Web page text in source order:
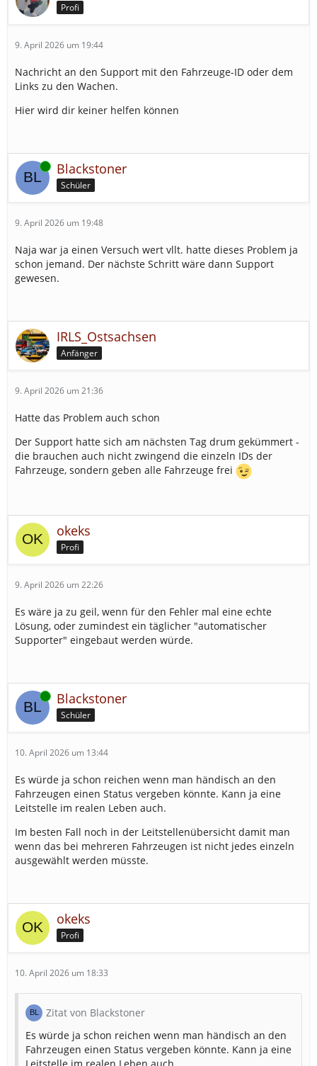
Profi
9. April 2026 um 19:44
Nachricht an den Support mit den Fahrzeuge-ID oder dem
Links zu den Wachen.
Hier wird dir keiner helfen können
Online Blackstoner
Schüler
9. April 2026 um 19:48
Naja war ja einen Versuch wert vllt. hatte dieses Problem ja
schon jemand. Der nächste Schritt wäre dann Support
gewesen.
IRLS_Ostsachsen
Anfänger
9. April 2026 um 21:36
Hatte das Problem auch schon
Der Support hatte sich am nächsten Tag drum gekümmert -
die brauchen auch nicht zwingend die einzeln IDs der
Fahrzeuge, sondern geben alle Fahrzeuge frei
okeks
Profi
9. April 2026 um 22:26
Es wäre ja zu geil, wenn für den Fehler mal eine echte
Lösung, oder zumindest ein täglicher "automatischer
Supporter" eingebaut werden würde.
Online Blackstoner
Schüler
10. April 2026 um 13:44
Es würde ja schon reichen wenn man händisch an den
Fahrzeugen einen Status vergeben könnte. Kann ja eine
Leitstelle im realen Leben auch.
Im besten Fall noch in der Leitstellenübersicht damit man
wenn das bei mehreren Fahrzeugen ist nicht jedes einzeln
ausgewählt werden müsste.
okeks
Profi
10. April 2026 um 18:33
Zitat von Blackstoner
Es würde ja schon reichen wenn man händisch an den
Fahrzeugen einen Status vergeben könnte. Kann ja eine